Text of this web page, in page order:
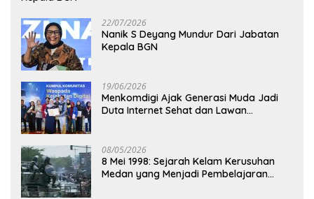
22/07/2026
Nanik S Deyang Mundur Dari Jabatan
Kepala BGN
19/06/2026
Menkomdigi Ajak Generasi Muda Jadi
Duta Internet Sehat dan Lawan
08/05/2026
8 Mei 1998: Sejarah Kelam Kerusuhan
Medan yang Menjadi Pembelajaran